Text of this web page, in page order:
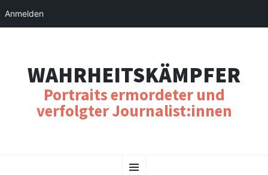
WAHRHEITSKÄMPFER
Portraits ermordeter und
verfolgter Journalist:innen
Menu
TO
Anmelden